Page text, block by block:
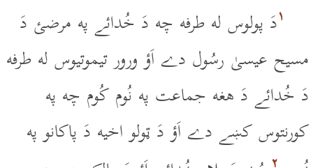
۱دَ پولوس له طرفه چه دَ خُدائے په مرضئ دَ
مسيح عيسىٰ رسُول دے اَؤ ورور تيموتيوس له طرفه
دَ خُدائے دَ هغه جماعت په نُوم کُوم چه په
کورنتوس کښے دے اَؤ دَ ټولو اخيه دَ پاکانو په